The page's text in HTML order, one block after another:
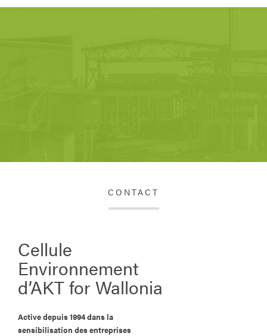
CONTACT
Cellule
Environnement
d’AKT for Wallonia
Active depuis 1994 dans la
sensibilisation des entreprises